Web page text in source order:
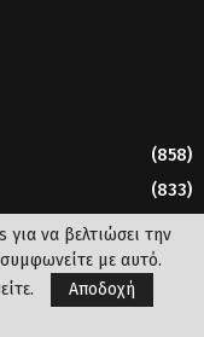
(858)
(833)
να βελτιώσει την
με αυτό.
Αποδοχή